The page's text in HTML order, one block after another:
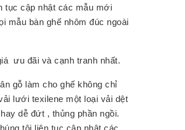
tục cập nhật các mẫu mới
mẫu bàn ghế nhôm đúc ngoài
ưu đãi và cạnh tranh nhất.
gỗ làm cho ghế không chỉ
lưới texilene một loại vải dệt
dễ đứt , thủng phần ngồi.